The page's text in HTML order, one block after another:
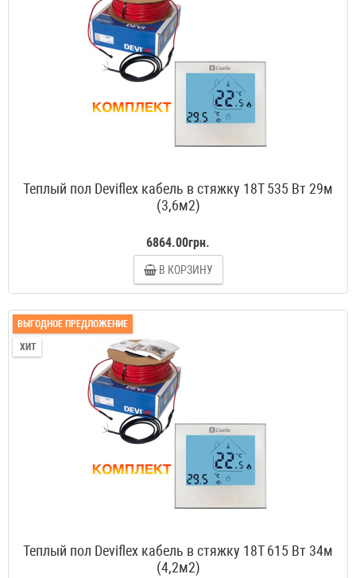
Теплый пол Deviflex кабель в стяжку 18T 535 Вт 29м
(3,6м2)
6864.00грн.
В КОРЗИНУ
ВЫГОДНОЕ ПРЕДЛОЖЕНИЕ
ХИТ
Теплый пол Deviflex кабель в стяжку 18T 615 Вт 34м
(4,2м2)